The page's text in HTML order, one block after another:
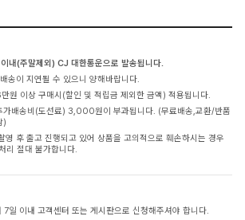
내(주말제외) CJ 대한통운으로 발송됩니다.
송이 지연될 수 있으니 양해바랍니다.
원 이상 구매시(할인 및 적립금 제외한 금액) 적용됩니다.
가배송비(도선료) 3,000원이 부과됩니다. (무료배송,교환/반품
)
영 후 출고 진행되고 있어 상품을 고의적으로 훼손하시는 경우
리 절대 불가합니다.
일 이내 고객센터 또는 게시판으로 신청해주셔야 합니다.